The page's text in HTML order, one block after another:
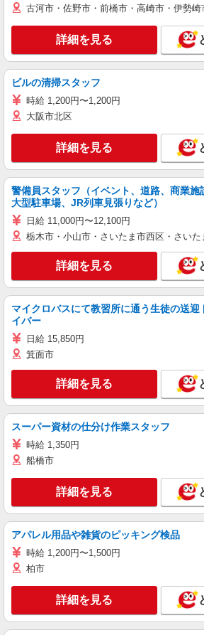
古河市・佐野市・前橋市・高崎市・伊勢
詳細を見る
ビルの清掃スタッフ
時給 1,200円〜1,200円
大阪市北区
詳細を見る
警備員スタッフ（イベント、道路、商業施
大型駐車場、JR列車見張りなど）
日給 11,000円〜12,100円
栃木市・小山市・さいたま市西区・さい
詳細を見る
マイクロバスにて教習所に通う生徒の送迎
イバー
日給 15,850円
箕面市
詳細を見る
スーパー資材の仕分け作業スタッフ
時給 1,350円
船橋市
詳細を見る
アパレル用品や雑貨のピッキング検品
時給 1,200円〜1,500円
柏市
詳細を見る